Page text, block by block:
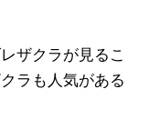
ザクラが見るこ
ラも人気がある